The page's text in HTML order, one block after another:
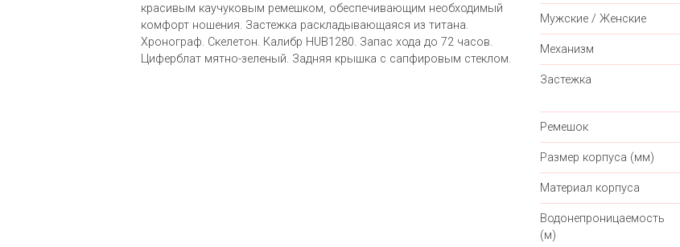
красивым каучуковым ремешком, обеспечивающим необходимый
комфорт ношения. Застежка раскладывающаяся из титана.
Хронограф. Скелетон. Калибр HUB1280. Запас хода до 72 часов.
Циферблат мятно-зеленый. Задняя крышка с сапфировым стеклом.
Мужские / Женские
Механизм
Застежка
Ремешок
Размер корпуса (мм)
Материал корпуса
Водонепроницаемость
(м)